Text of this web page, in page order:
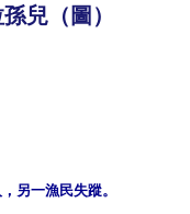
兒（圖）
另一漁民失蹤。